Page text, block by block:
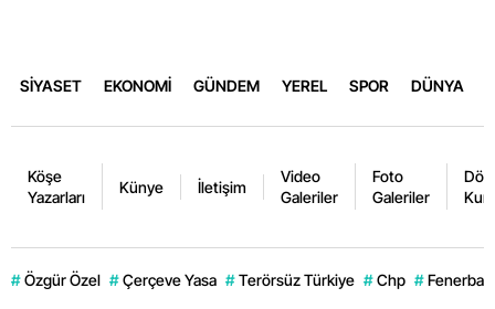
SİYASET EKONOMİ GÜNDEM YEREL SPOR DÜNYA
Köşe
Yazarları
Künye İletişim
Video
Galeriler
Foto
Galeriler
# Özgür Özel # Çerçeve Yasa # Terörsüz Türkiye # Chp #